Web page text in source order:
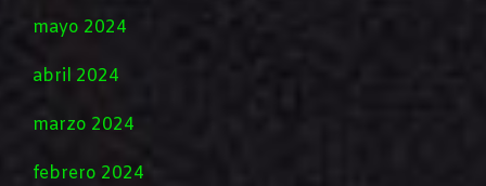
mayo 2024
abril 2024
marzo 2024
febrero 2024